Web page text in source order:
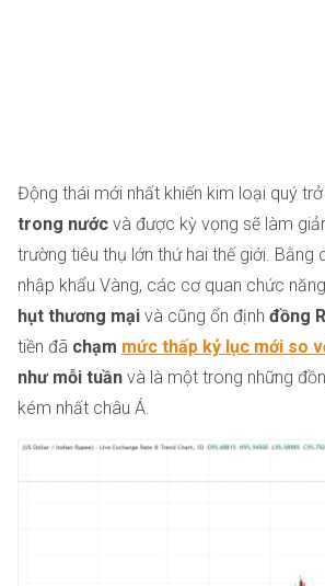
Động thái mới nhất khiến kim loại quý trở
trong nước và được kỳ vọng sẽ làm
trường tiêu thụ lớn thứ hai thế giới. Bằng
nhập khẩu Vàng, các cơ quan chức năng
hụt thương mại và cũng ổn định đồng
tiền đã chạm mức thấp kỷ lục mới so
như mỗi tuần và là một trong những
kém nhất châu Á.